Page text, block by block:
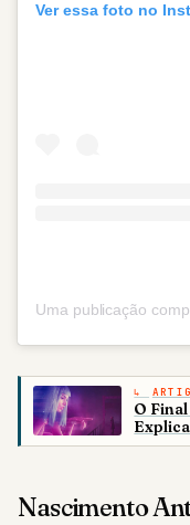
Ver essa foto no
O
Nascimento